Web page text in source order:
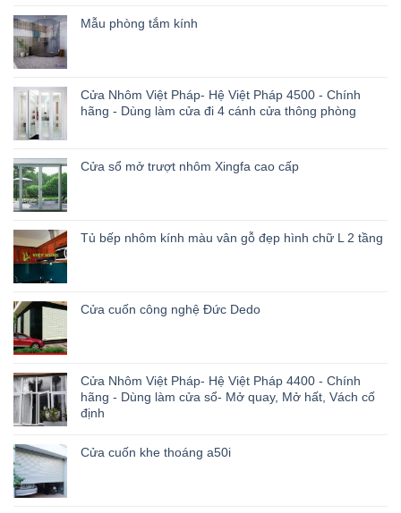
Mẫu phòng tắm kính
Cửa Nhôm Việt Pháp- Hệ Việt Pháp 4500 - Chính
hãng - Dùng làm cửa đi 4 cánh cửa thông phòng
Cửa sổ mở trượt nhôm Xingfa cao cấp
Tủ bếp nhôm kính màu vân gỗ đẹp hình chữ L 2 tầng
Cửa cuốn công nghệ Đức Dedo
Cửa Nhôm Việt Pháp- Hệ Việt Pháp 4400 - Chính
hãng - Dùng làm cửa sổ- Mở quay, Mở hất, Vách cố
định
Cửa cuốn khe thoáng a50i